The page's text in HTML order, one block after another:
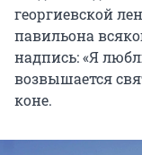
георгиевской
павильона
надпись: «Я
возвышается
коне.